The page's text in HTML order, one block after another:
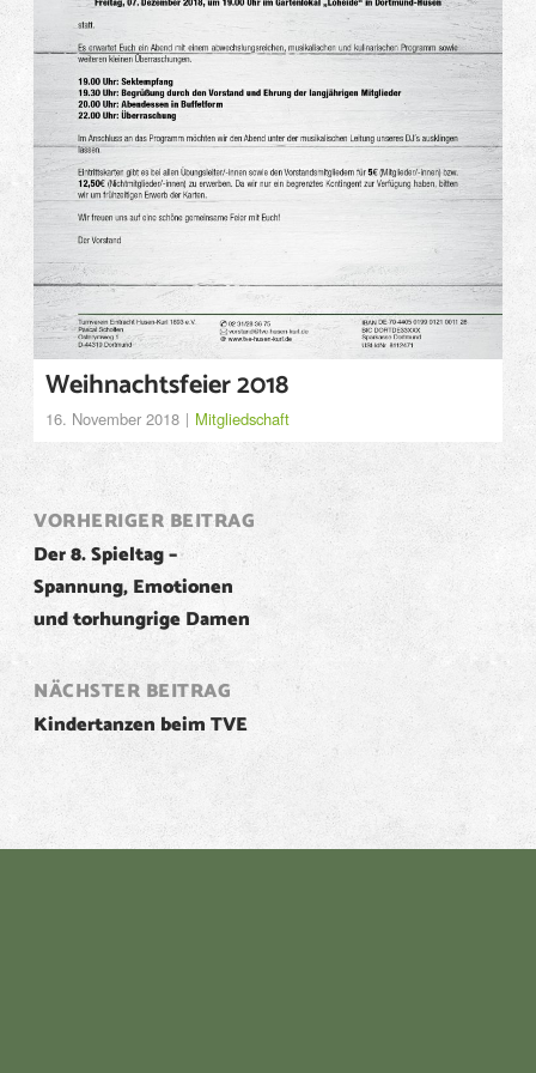
Weihnachtsfeier 2018
16. November 2018 Mitgliedschaft
Post
navigation
VORHERIGER BEITRAG
Der 8. Spieltag –
Spannung, Emotionen
und torhungrige Damen
NÄCHSTER BEITRAG
Kindertanzen beim TVE